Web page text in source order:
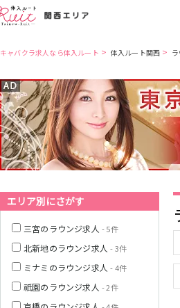
キャバクラ求人なら体入ルート > 体入ルート関西 >
エリア別にさがす
三宮のラウンジ求人 - 5件
北新地のラウンジ求人- 3件
ミナミのラウンジ求人- 4件
祇園のラウンジ求人 - 2件
大阪市
兵庫県
滋賀県
JR東西線
JR東海道本
都線)(京都～
阪)
戸線)(大阪
阪急京都本